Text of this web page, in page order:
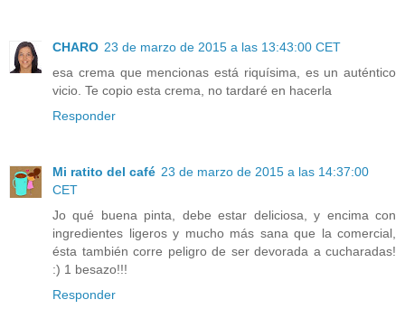
CHARO 23 de marzo de 2015 a las 13:43:00 CET
esa crema que mencionas está riquísima, es un auténtico
vicio. Te copio esta crema, no tardaré en hacerla
Responder
Mi ratito del café 23 de marzo de 2015 a las 14:37:00
CET
Jo qué buena pinta, debe estar deliciosa, y encima con
ingredientes ligeros y mucho más sana que la comercial,
ésta también corre peligro de ser devorada a cucharadas!
:) 1 besazo!!!
Responder